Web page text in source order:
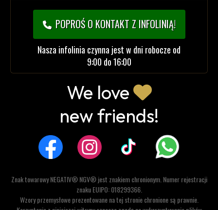
POPROŚ O KONTAKT Z INFOLINIĄ!
Nasza infolinia czynna jest w dni robocze od
9:00 do 16:00
We love
new friends!
Znak towarowy NEGATIV® NGV® jest znakiem chronionym. Numer rejestracji
znaku EUIPO: 018299366.
Wzory przemysłowe prezentowane na tej stronie chronione są prawnie.